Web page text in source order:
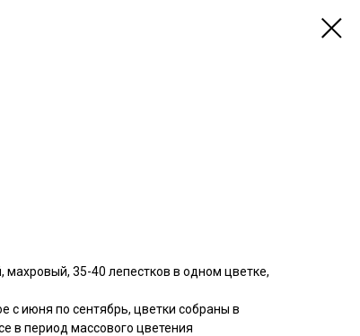
35-40 лепестков в одном цветке,
с июня по сентябрь, цветки собраны в
в период массового цветения